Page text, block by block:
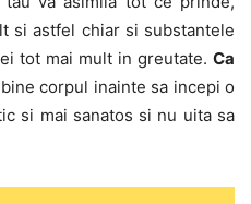
si astfel chiar si substantele
tot mai mult in greutate. Ca
corpul inainte sa incepi o
si mai sanatos si nu uita sa